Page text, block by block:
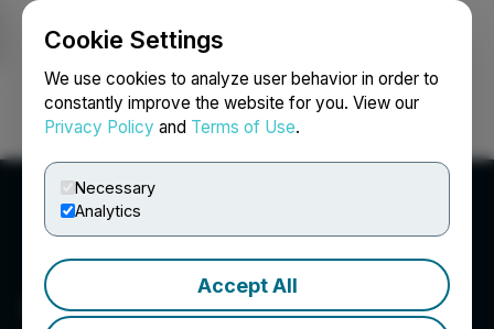
Cookie Settings
We use cookies to analyze user behavior in order to
constantly improve the website for you. View our
Privacy Policy and Terms of Use.
Necessary
Analytics
Accept All
Login Search Français